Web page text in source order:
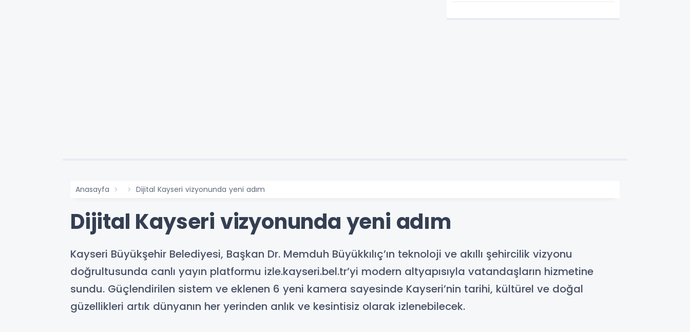
Anasayfa Dijital Kayseri vizyonunda yeni adım
Dijital Kayseri vizyonunda yeni adım
Kayseri Büyükşehir Belediyesi, Başkan Dr. Memduh Büyükkılıç’ın teknoloji ve akıllı şehircilik vizyonu
doğrultusunda canlı yayın platformu izle.kayseri.bel.tr’yi modern altyapısıyla vatandaşların hizmetine
sundu. Güçlendirilen sistem ve eklenen 6 yeni kamera sayesinde Kayseri’nin tarihi, kültürel ve doğal
güzellikleri artık dünyanın her yerinden anlık ve kesintisiz olarak izlenebilecek.